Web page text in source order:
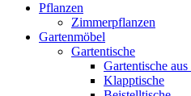
Pflanzen
Zimmerpflanzen
Gartenmöbel
Gartentische
Gartentische
Klapptische